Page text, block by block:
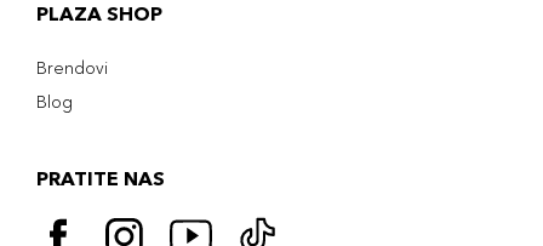
PLAZA SHOP
Brendovi
Blog
PRATITE NAS